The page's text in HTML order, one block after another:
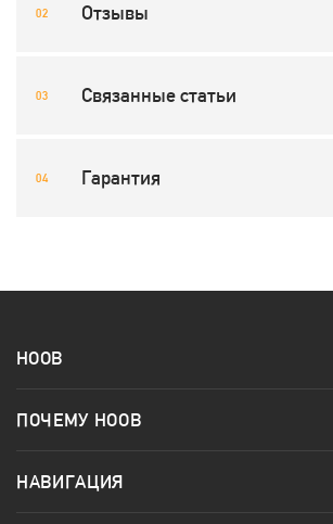
Отзывы
Связанные статьи
Гарантия
HOOB
ПОЧЕМУ HOOB
НАВИГАЦИЯ